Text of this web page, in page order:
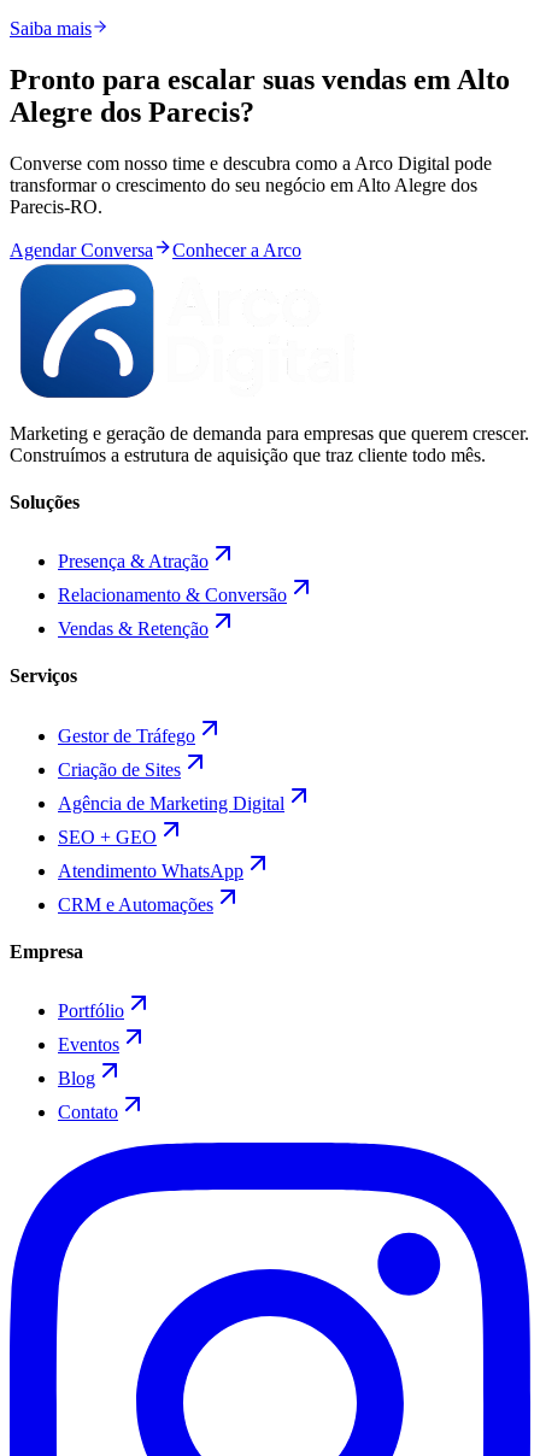
Saiba mais
Pronto para escalar suas vendas em Alto
Alegre dos Parecis?
Converse com nosso time e descubra como a Arco Digital pode
transformar o crescimento do seu negócio em Alto Alegre dos
Parecis-RO.
Agendar Conversa Conhecer a Arco
Marketing e geração de demanda para empresas que querem crescer.
Construímos a estrutura de aquisição que traz cliente todo mês.
Soluções
Presença & Atração
Relacionamento & Conversão
Vendas & Retenção
Serviços
Gestor de Tráfego
Criação de Sites
Agência de Marketing Digital
SEO + GEO
Atendimento WhatsApp
CRM e Automações
Empresa
Portfólio
Eventos
Blog
Contato